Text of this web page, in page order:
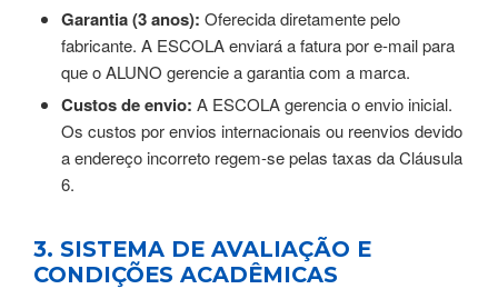
Garantia (3 anos): Oferecida diretamente pelo
fabricante. A ESCOLA enviará a fatura por e-mail para
que o ALUNO gerencie a garantia com a marca.
Custos de envio: A ESCOLA gerencia o envio inicial.
Os custos por envios internacionais ou reenvios devido
a endereço incorreto regem-se pelas taxas da Cláusula
6.
3. SISTEMA DE AVALIAÇÃO E
CONDIÇÕES ACADÊMICAS